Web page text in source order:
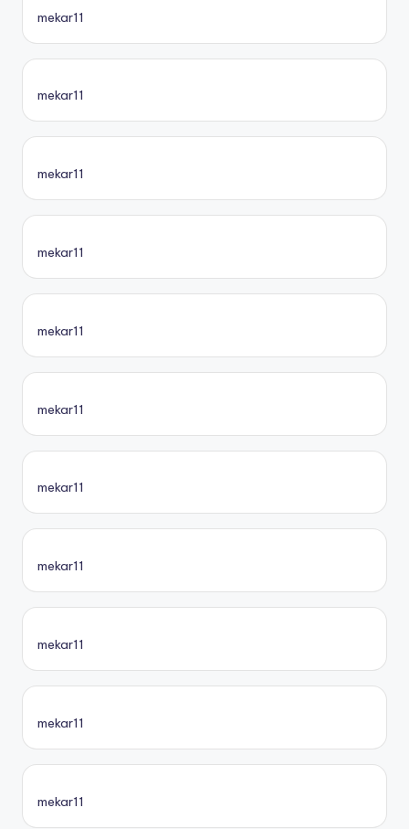
mekar11
mekar11
mekar11
mekar11
mekar11
mekar11
mekar11
mekar11
mekar11
mekar11
mekar11